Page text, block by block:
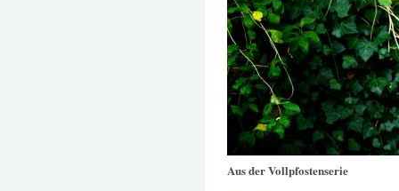
Aus der Vollpfostenserie